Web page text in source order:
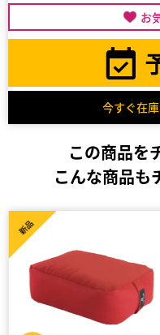
お
今すぐ在
この商品を
こんな商品も
新品